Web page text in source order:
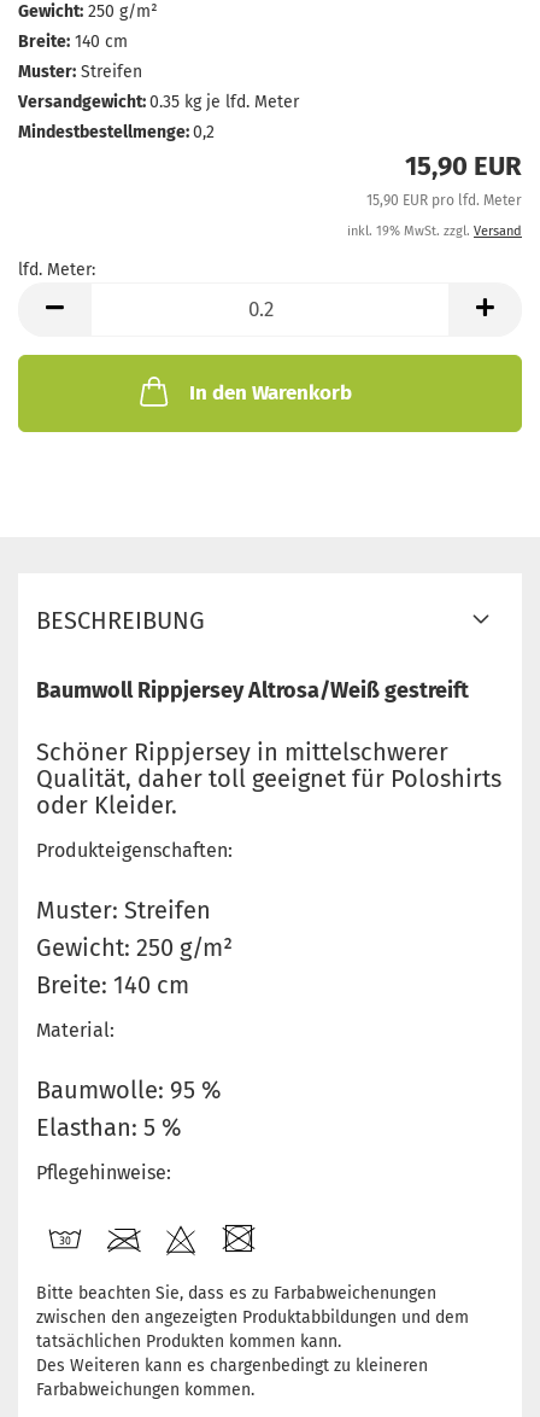
Gewicht: 250 g/m²
Breite: 140 cm
Muster: Streifen
Versandgewicht:0.35 kg je lfd. Meter
Mindestbestellmenge:0,2
15,90 EUR
15,90 EUR pro lfd. Meter
inkl. 19% MwSt. zzgl. Versand
lfd. Meter:
Meter
In den Warenkorb
BESCHREIBUNG
Baumwoll Rippjersey Altrosa/Weiß gestreift
Schöner Rippjersey in mittelschwerer
Qualität, daher toll geeignet für Poloshirts
oder Kleider.
Produkteigenschaften:
Muster: Streifen
Gewicht: 250 g/m²
Breite: 140 cm
Material:
Baumwolle: 95 %
Elasthan: 5 %
Pflegehinweise:
Bitte beachten Sie, dass es zu Farbabweichenungen
zwischen den angezeigten Produktabbildungen und dem
tatsächlichen Produkten kommen kann.
Des Weiteren kann es chargenbedingt zu kleineren
Farbabweichungen kommen.